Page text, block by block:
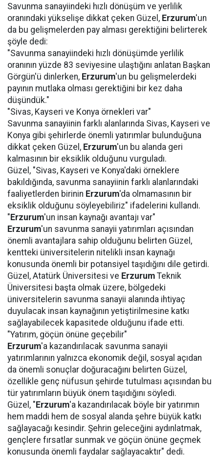
Savunma sanayiindeki hızlı dönüşüm ve yerlilik
oranındaki yükselişe dikkat çeken Güzel, Erzurum'un
da bu gelişmelerden pay alması gerektiğini belirterek
şöyle dedi:
"Savunma sanayiindeki hızlı dönüşümde yerlilik
oranının yüzde 83 seviyesine ulaştığını anlatan Başkan
Görgün'ü dinlerken, Erzurum'un bu gelişmelerdeki
payının mutlaka olması gerektiğini bir kez daha
düşündük."
"Sivas, Kayseri ve Konya örnekleri var"
Savunma sanayiinin farklı alanlarında Sivas, Kayseri ve
Konya gibi şehirlerde önemli yatırımlar bulunduğuna
dikkat çeken Güzel, Erzurum'un bu alanda geri
kalmasının bir eksiklik olduğunu vurguladı.
Güzel, "Sivas, Kayseri ve Konya'daki örneklere
bakıldığında, savunma sanayiinin farklı alanlarındaki
faaliyetlerden birinin Erzurum'da olmamasının bir
eksiklik olduğunu söyleyebiliriz" ifadelerini kullandı.
" Erzurum'un insan kaynağı avantajı var"
Erzurum'un savunma sanayii yatırımları açısından
önemli avantajlara sahip olduğunu belirten Güzel,
kentteki üniversitelerin nitelikli insan kaynağı
konusunda önemli bir potansiyel taşıdığını dile getirdi.
Güzel, Atatürk Üniversitesi ve Erzurum Teknik
Üniversitesi başta olmak üzere, bölgedeki
üniversitelerin savunma sanayii alanında ihtiyaç
duyulacak insan kaynağının yetiştirilmesine katkı
sağlayabilecek kapasitede olduğunu ifade etti.
"Yatırım, göçün önüne geçebilir"
Erzurum'a kazandırılacak savunma sanayii
yatırımlarının yalnızca ekonomik değil, sosyal açıdan
da önemli sonuçlar doğuracağını belirten Güzel,
özellikle genç nüfusun şehirde tutulması açısından bu
tür yatırımların büyük önem taşıdığını söyledi.
Güzel, " Erzurum'a kazandırılacak böyle bir yatırımın
hem maddi hem de sosyal alanda şehre büyük katkı
sağlayacağı kesindir. Şehrin geleceğini aydınlatmak,
gençlere fırsatlar sunmak ve göçün önüne geçmek
konusunda önemli faydalar sağlayacaktır" dedi.